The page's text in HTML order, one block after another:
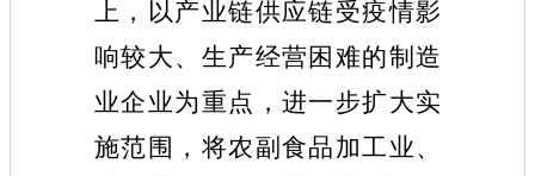
上，以产业链供应链受疫情影
响较大、生产经营困难的制造
业企业为重点，进一步扩大实
施范围，将农副食品加工业、